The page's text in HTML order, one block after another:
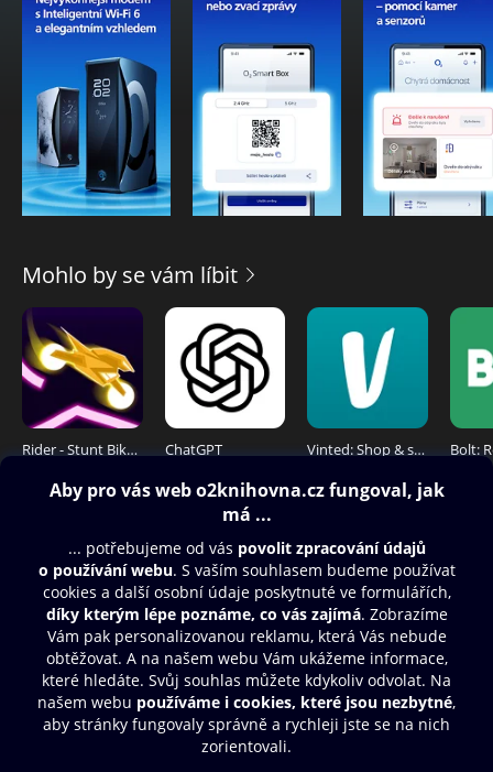
nastavíte snadno a rychle přes chytrý telefon. Složité návody
a mnohastránkové manuály patří minulosti.
SRDCE CHYTRÉ DOMÁCNOSTI Na dálku Vám pohlídá teplotu
v domě, rozsvítí světla v předsíni dřív, nežli zaparkujete auto
a zapne třeba myčku na nádobí. Ochrání Vaši domácnost
před ohněm a nezvanými hosty a v případě potřeby Vás včas
upozorní. Prostřednictvím mobilního telefonu zůstanete se
svým domovem opravdu ve spojení, ať jste kdekoliv.
Mohlo by se vám líbit
Rider - Stunt Bike Racing ChatGPT Vinted: Shop & sell pre-loved
Obsah ke stažení
Moje O2 Knihovna
Další zábava
© O2 Czech Republic a.s.